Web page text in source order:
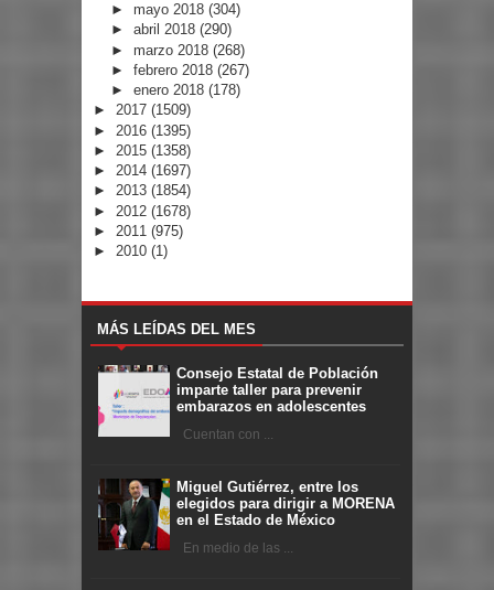
► mayo 2018 (304)
► abril 2018 (290)
► marzo 2018 (268)
► febrero 2018 (267)
► enero 2018 (178)
► 2017 (1509)
► 2016 (1395)
► 2015 (1358)
► 2014 (1697)
► 2013 (1854)
► 2012 (1678)
► 2011 (975)
► 2010 (1)
MÁS LEÍDAS DEL MES
Consejo Estatal de Población
imparte taller para prevenir
embarazos en adolescentes
Cuentan con ...
Miguel Gutiérrez, entre los
elegidos para dirigir a MORENA
en el Estado de México
En medio de las ...